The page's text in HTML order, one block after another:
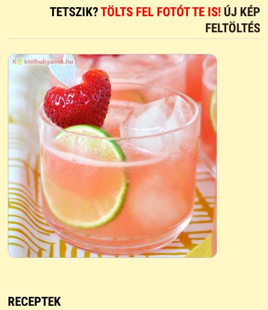
TETSZIK?TÖLTS FEL FOTÓT TE IS! ÚJ KÉP
FELTÖLTÉS
RECEPTEK